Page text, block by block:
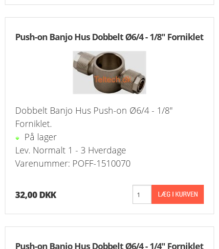
KURV
TILBUD
PROFIL
VILKÅR
KUNDECENTER
Push-on Banjo Hus Dobbelt Ø6/4 - 1/8" Forniklet
Dobbelt Banjo Hus Push-on Ø6/4 - 1/8"
Forniklet.
På lager
Lev. Normalt 1 - 3 Hverdage
Varenummer: POFF-1510070
32,00 DKK
Push-on Banjo Hus Dobbelt Ø6/4 - 1/4" Forniklet